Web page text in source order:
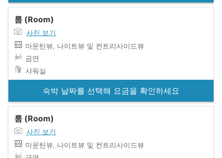
룸 (Room)
사진 보기
마운틴뷰, 나이트뷰 및 컨트리사이드뷰
금연
샤워실
숙박 날짜를 선택해 요금을 확인하세요
룸 (Room)
사진 보기
마운틴뷰, 나이트뷰 및 컨트리사이드뷰